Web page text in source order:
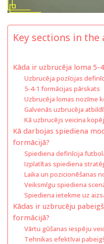
Key sections in the
Kāda ir uzbrucēja loma 5-
Uzbrucēja pozīcijas
5-4-1 formācijas pārskats
Uzbrucēja lomas nozīme
Galvenās uzbrucēja
Kā uzbrucējs veicina
Kā darbojas spiediena
formācijā?
Spiediena definīcija
Izplatītas spiediena
Laika un pozicionēšanas
Veiksmīgu spiediena
Spiediena ietekme uz
Kādas ir uzbrucēju
formācijā?
Vārtu gūšanas iespēju
Tehnikas efektīvai